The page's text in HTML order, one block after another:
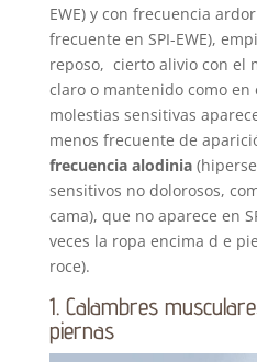
EWE) y con frecuencia
frecuente en SPI-EWE),
reposo, cierto alivio con el
claro o mantenido como en
molestias sensitivas
menos frecuente de
frecuencia alodinia
sensitivos no dolorosos,
cama), que no aparece en
veces la ropa encima d e
roce).
1. Calambres
piernas